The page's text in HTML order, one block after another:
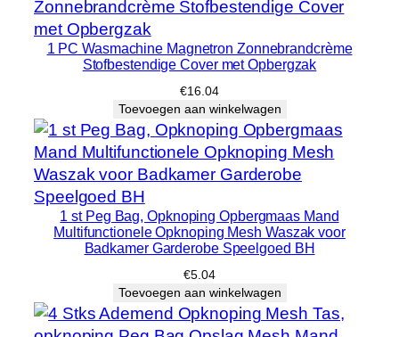
1 PC Wasmachine Magnetron Zonnebrandcrème
Stofbestendige Cover met Opbergzak
€16.04
Toevoegen aan winkelwagen
1 st Peg Bag, Opknoping Opbergmaas Mand
Multifunctionele Opknoping Mesh Waszak voor
Badkamer Garderobe Speelgoed BH
€5.04
Toevoegen aan winkelwagen